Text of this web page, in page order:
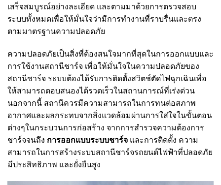
เสร็จสมบูรณ์อย่างละเอียด และตามมาด้วยการตรวจสอบ
ระบบทั้งหมดเพื่อให้มั่นใจว่ามีการทำงานที่ราบรื่นและตรง
ตามมาตรฐานความปลอดภัย
ความปลอดภัยเป็นสิ่งที่ต้องสนใจมากที่สุดในการออกแบบและ
การใช้งานสถานีชาร์จ เพื่อให้มั่นใจในความปลอดภัยของ
สถานีชาร์จ ระบบต้องได้รับการติดตั้งสวิตช์ตัดไฟฉุกเฉินเพื่อ
ให้สามารถตอบสนองได้รวดเร็วในสถานการณ์ที่เร่งด่วน
นอกจากนี้ สถานีควรมีความสามารถในการทนต่อสภาพ
อากาศและผลกระทบจากสิ่งแวดล้อมผ่านการใส่ใจในขั้นตอน
ต่างๆในกระบวนการก่อสร้าง จากการสำรวจความต้องการ
ชาร์จจนถึง การออกแบบระบบชาร์จ และการติดตั้ง ความ
สามารถในการสร้างระบบสถานีชาร์จรถยนต์ไฟฟ้าที่ปลอดภัย
มีประสิทธิภาพ และยั่งยืนสูง